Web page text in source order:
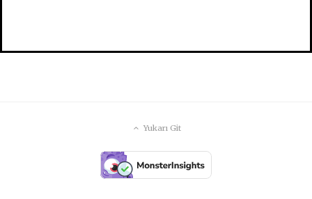
Yukarı Git